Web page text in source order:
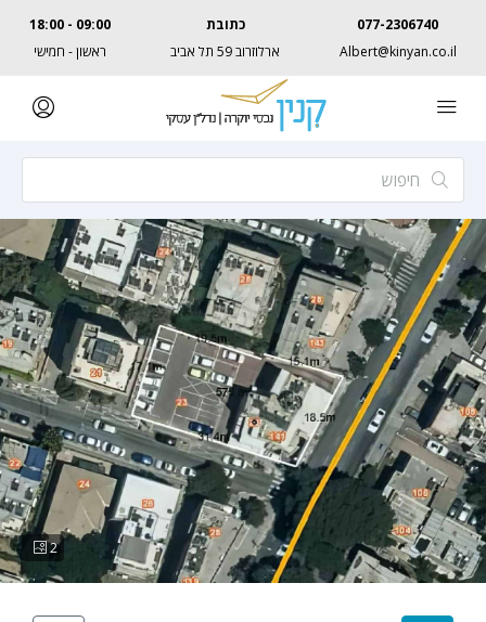
077-2306740
Albert@kinyan.co.il
כתובת
ארלוזרוב 59 תל אביב
09:00 - 18:00
ראשון - חמישי
2